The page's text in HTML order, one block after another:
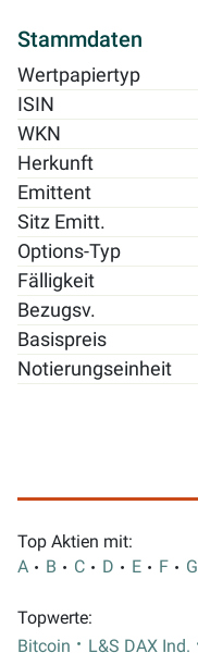
Stammdaten
Wertpapiertyp
ISIN
WKN
Herkunft
Emittent
Sitz Emitt.
Options-Typ
Fälligkeit
Bezugsv.
Basispreis
Notierungseinheit
Top Aktien mit:
A
B C D E F G
Topwerte:
Bitcoin
L&S DAX Ind.